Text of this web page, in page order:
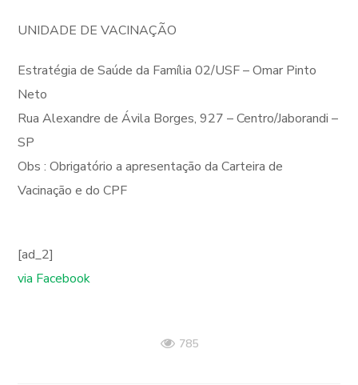
UNIDADE DE VACINAÇÃO
Estratégia de Saúde da Família 02/USF – Omar Pinto
Neto
Rua Alexandre de Ávila Borges, 927 – Centro/Jaborandi –
SP
Obs : Obrigatório a apresentação da Carteira de
Vacinação e do CPF
[ad_2]
via Facebook
785